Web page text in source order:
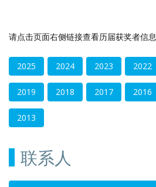
请点击页面右侧链接查看历届获奖者信息
2025 2024 2023 2022
2019 2018 2017 2016
2013
联系人